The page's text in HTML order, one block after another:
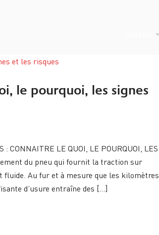
le pourquoi, les signes
CONNAITRE LE QUOI, LE POURQUOI, LES
du pneu qui fournit la traction sur
fluide. Au fur et à mesure que les kilomètres
d’usure entraîne des […]